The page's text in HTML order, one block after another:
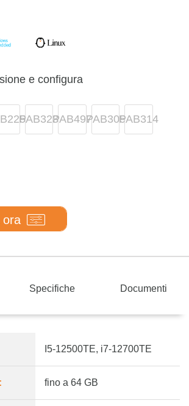
e configura
PAB323PAB497PAB305PAB314
ora
Specifiche Documenti
I5-12500TE, i7-12700TE
fino a 64 GB